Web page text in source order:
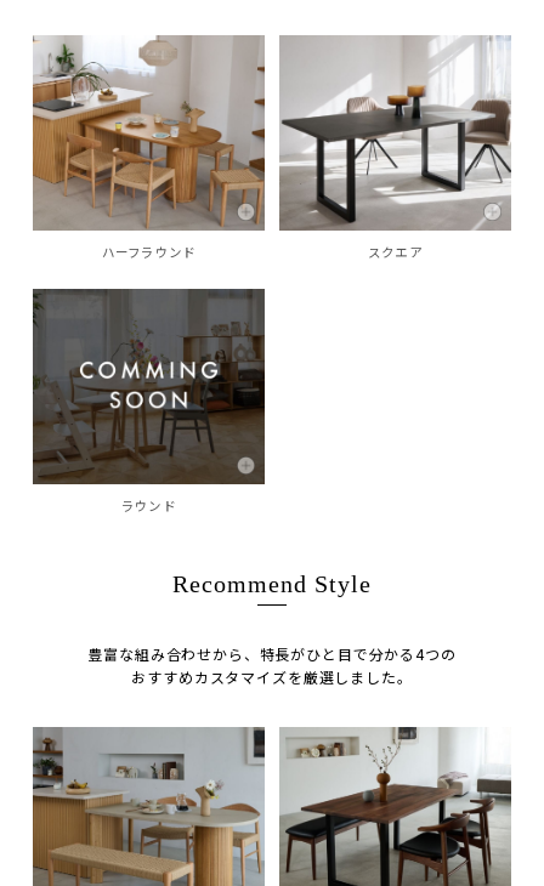
ハーフラウンド スクエア
ラウンド
Recommend Style
豊富な組み合わせから、特長がひと目で分かる4つの
おすすめカスタマイズを厳選しました。